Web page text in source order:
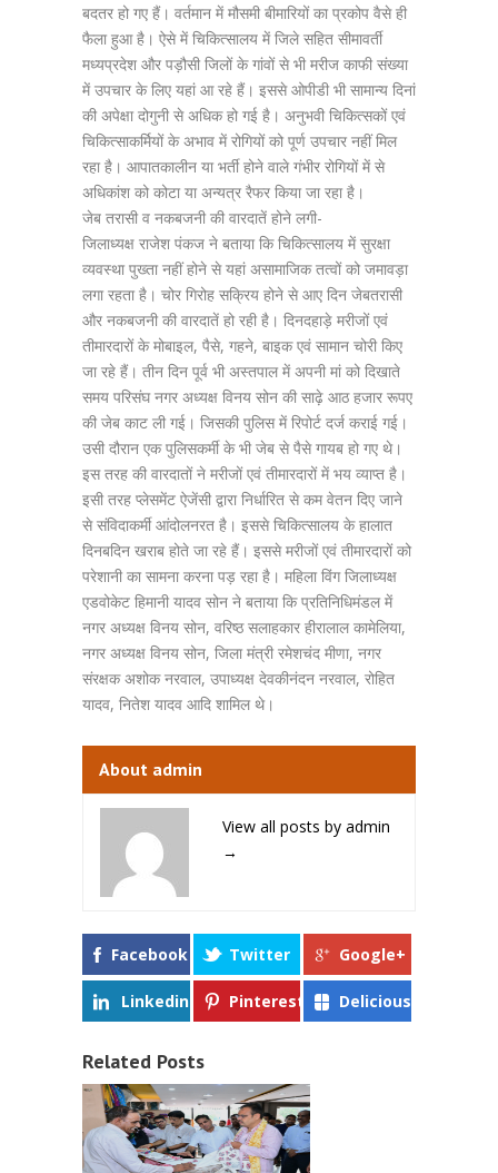
बदतर हो गए हैं। वर्तमान में मौसमी बीमारियों का प्रकोप वैसे ही
फैला हुआ है। ऐसे में चिकित्सालय में जिले सहित सीमावर्ती
मध्यप्रदेश और पड़ौसी जिलों के गांवों से भी मरीज काफी संख्या
में उपचार के लिए यहां आ रहे हैं। इससे ओपीडी भी सामान्य दिनां
की अपेक्षा दोगुनी से अधिक हो गई है। अनुभवी चिकित्सकों एवं
चिकित्साकर्मियों के अभाव में रोगियों को पूर्ण उपचार नहीं मिल
रहा है। आपातकालीन या भर्ती होने वाले गंभीर रोगियों में से
अधिकांश को कोटा या अन्यत्र रैफर किया जा रहा है।
जेब तरासी व नकबजनी की वारदातें होने लगी-
जिलाध्यक्ष राजेश पंकज ने बताया कि चिकित्सालय में सुरक्षा
व्यवस्था पुख्ता नहीं होने से यहां असामाजिक तत्वों को जमावड़ा
लगा रहता है। चोर गिरोह सक्रिय होने से आए दिन जेबतरासी
और नकबजनी की वारदातें हो रही है। दिनदहाड़े मरीजों एवं
तीमारदारों के मोबाइल, पैसे, गहने, बाइक एवं सामान चोरी किए
जा रहे हैं। तीन दिन पूर्व भी अस्तपाल में अपनी मां को दिखाते
समय परिसंघ नगर अध्यक्ष विनय सोन की साढ़े आठ हजार रूपए
की जेब काट ली गई। जिसकी पुलिस में रिपोर्ट दर्ज कराई गई।
उसी दौरान एक पुलिसकर्मी के भी जेब से पैसे गायब हो गए थे।
इस तरह की वारदातों ने मरीजों एवं तीमारदारों में भय व्याप्त है।
इसी तरह प्लेसमेंट ऐजेंसी द्वारा निर्धारित से कम वेतन दिए जाने
से संविदाकर्मी आंदोलनरत है। इससे चिकित्सालय के हालात
दिनबदिन खराब होते जा रहे हैं। इससे मरीजों एवं तीमारदारों को
परेशानी का सामना करना पड़ रहा है। महिला विंग जिलाध्यक्ष
एडवोकेट हिमानी यादव सोन ने बताया कि प्रतिनिधिमंडल में
नगर अध्यक्ष विनय सोन, वरिष्ठ सलाहकार हीरालाल कामेलिया,
नगर अध्यक्ष विनय सोन, जिला मंत्री रमेशचंद मीणा, नगर
संरक्षक अशोक नरवाल, उपाध्यक्ष देवकीनंदन नरवाल, रोहित
यादव, नितेश यादव आदि शामिल थे।
About admin
View all posts by admin
→
Facebook Twitter Google+
Linkedin Pinterest Delicious
Related Posts